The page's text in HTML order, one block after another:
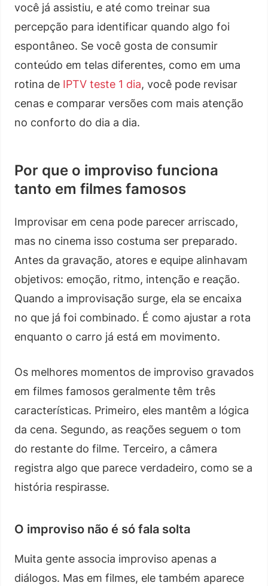
você já assistiu, e até como treinar sua
percepção para identificar quando algo foi
espontâneo. Se você gosta de consumir
conteúdo em telas diferentes, como em uma
rotina de IPTV teste 1 dia, você pode revisar
cenas e comparar versões com mais atenção
no conforto do dia a dia.
Por que o improviso funciona
tanto em filmes famosos
Improvisar em cena pode parecer arriscado,
mas no cinema isso costuma ser preparado.
Antes da gravação, atores e equipe alinhavam
objetivos: emoção, ritmo, intenção e reação.
Quando a improvisação surge, ela se encaixa
no que já foi combinado. É como ajustar a rota
enquanto o carro já está em movimento.
Os melhores momentos de improviso gravados
em filmes famosos geralmente têm três
características. Primeiro, eles mantêm a lógica
da cena. Segundo, as reações seguem o tom
do restante do filme. Terceiro, a câmera
registra algo que parece verdadeiro, como se a
história respirasse.
O improviso não é só fala solta
Muita gente associa improviso apenas a
diálogos. Mas em filmes, ele também aparece